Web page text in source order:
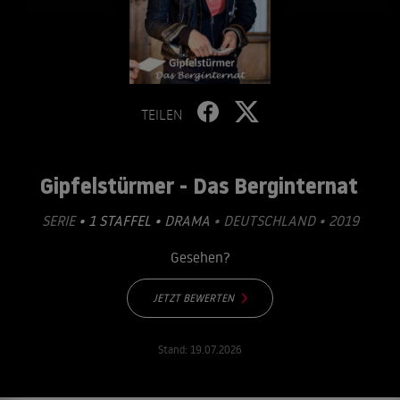
TEILEN
Gipfelstürmer - Das Berginternat
SERIE • 1 STAFFEL • DRAMA • DEUTSCHLAND • 2019
Gesehen?
JETZT BEWERTEN
Stand: 19.07.2026